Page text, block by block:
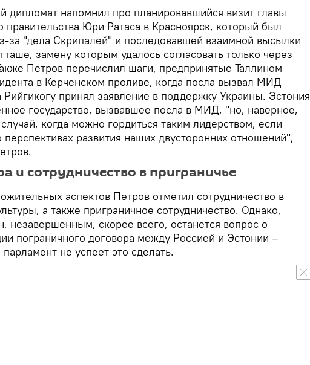
дипломат напомнил про планировавшийся визит главы
правительства Юри Ратаса в Красноярск, который был
за "дела Скрипалей" и последовавшей взаимной высылки
замену которым удалось согласовать только через
Петров перечислил шаги, предпринятые Таллином
в Керченском проливе, когда посла вызвал МИД
Рийгикогу принял заявление в поддержку Украины. Эстония
государство, вызвавшее посла в МИД, "но, наверное,
когда можно гордиться таким лидерством, если
перспективах развития наших двусторонних отношений",
и сотрудничество в приграничье
аспектов Петров отметил сотрудничество в
а также приграничное сотрудничество. Однако,
незавершенным, скорее всего, останется вопрос о
пограничного договора между Россией и Эстонии –
не успеет это сделать.